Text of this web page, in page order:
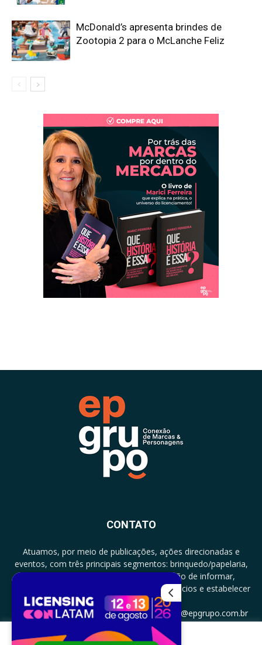
McDonald’s apresenta brindes de
Zootopia 2 para o McLanche Feliz
CONTATO
Atuamos, por meio de publicações, ações direcionadas e
eventos, com três principais segmentos: brinquedo/papelaria,
licenciamento e zero a três com a missão de informar,
documentar, proporcionar encontro de negócios e estabelecer
parcerias.
CONTATO: +5511994513097 - atendimento@epgrupo.com.br